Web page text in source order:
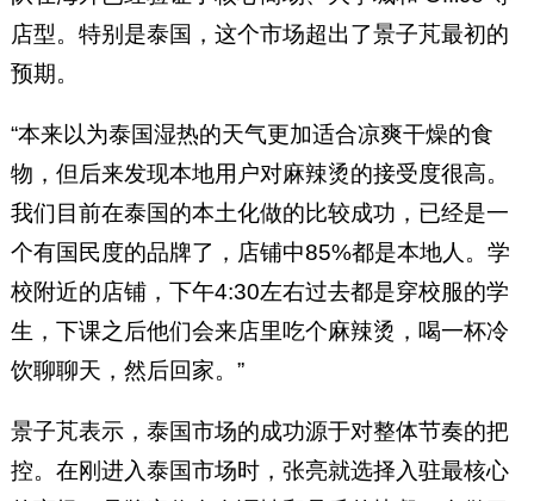
店型。特别是泰国，这个市场超出了景子芃最初的
预期。
“本来以为泰国湿热的天气更加适合凉爽干燥的食
物，但后来发现本地用户对麻辣烫的接受度很高。
我们目前在泰国的本土化做的比较成功，已经是一
个有国民度的品牌了，店铺中85%都是本地人。学
校附近的店铺，下午4:30左右过去都是穿校服的学
生，下课之后他们会来店里吃个麻辣烫，喝一杯冷
饮聊聊天，然后回家。”
景子芃表示，泰国市场的成功源于对整体节奏的把
控。在刚进入泰国市场时，张亮就选择入驻最核心